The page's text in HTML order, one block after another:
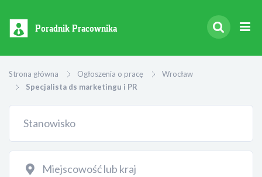
Poradnik Pracownika
Strona główna Ogłoszenia o pracę
Wrocław
Specjalista ds marketingu i PR